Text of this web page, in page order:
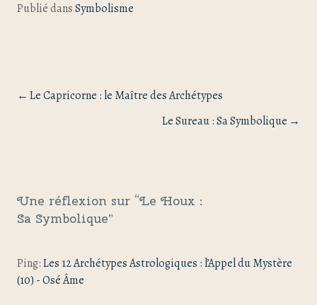
Publié dansSymbolisme
Le Capricorne : le Maître des Archétypes
Le Sureau : Sa Symbolique
Une réflexion sur “Le Houx :
Sa Symbolique”
Ping:Les 12 Archétypes Astrologiques : l’Appel du Mystère
(10) - Osé Âme